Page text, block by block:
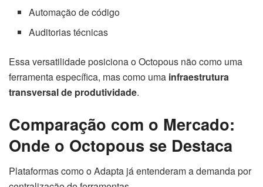
Automação de código
Auditorias técnicas
Essa versatilidade posiciona o Octopous não como uma
ferramenta específica, mas como uma infraestrutura
transversal de produtividade.
Comparação com o Mercado:
Onde o Octopous se Destaca
Plataformas como o Adapta já entenderam a demanda por